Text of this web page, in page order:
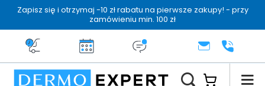
Zapisz się i otrzymaj -10 zł rabatu na pierwsze zakupy! - przy
zamówieniu min. 100 zł
Darmowa dostawa od 199 zł
14 dni na zwrotDermo konsultacjaKONTAKT+48 222